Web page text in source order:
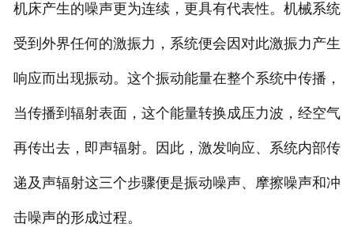
机床产生的噪声更为连续，更具有代表性。机械系统
受到外界任何的激振力，系统便会因对此激振力产生
响应而出现振动。这个振动能量在整个系统中传播，
当传播到辐射表面，这个能量转换成压力波，经空气
再传出去，即声辐射。因此，激发响应、系统内部传
递及声辐射这三个步骤便是振动噪声、摩擦噪声和冲
击噪声的形成过程。